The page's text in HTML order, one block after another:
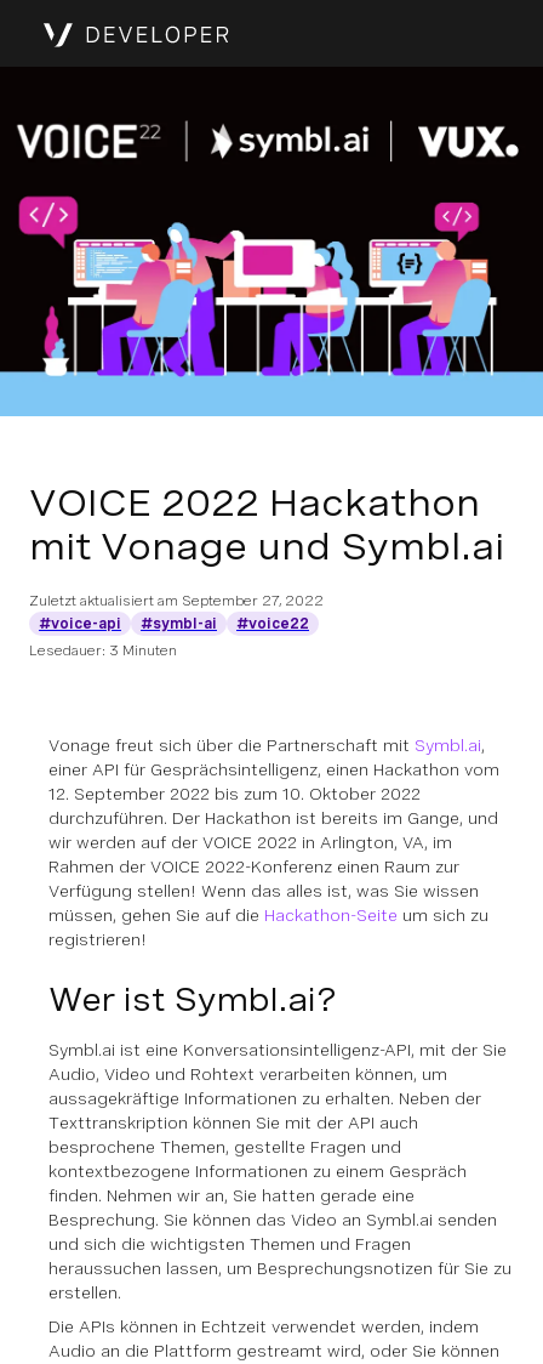
VOICE 2022 Hackathon
mit Vonage und Symbl.ai
Zuletzt aktualisiert am September 27, 2022
#voice-api
#symbl-ai
#voice22
Lesedauer: 3 Minuten
Vonage freut sich über die Partnerschaft mit Symbl.ai,
einer API für Gesprächsintelligenz, einen Hackathon vom
12. September 2022 bis zum 10. Oktober 2022
durchzuführen. Der Hackathon ist bereits im Gange, und
wir werden auf der VOICE 2022 in Arlington, VA, im
Rahmen der VOICE 2022-Konferenz einen Raum zur
Verfügung stellen! Wenn das alles ist, was Sie wissen
müssen, gehen Sie auf die Hackathon-Seite um sich zu
registrieren!
Wer ist Symbl.ai?
Symbl.ai ist eine Konversationsintelligenz-API, mit der Sie
Audio, Video und Rohtext verarbeiten können, um
aussagekräftige Informationen zu erhalten. Neben der
Texttranskription können Sie mit der API auch
besprochene Themen, gestellte Fragen und
kontextbezogene Informationen zu einem Gespräch
finden. Nehmen wir an, Sie hatten gerade eine
Besprechung. Sie können das Video an Symbl.ai senden
und sich die wichtigsten Themen und Fragen
heraussuchen lassen, um Besprechungsnotizen für Sie zu
erstellen.
Die APIs können in Echtzeit verwendet werden, indem
Audio an die Plattform gestreamt wird, oder Sie können